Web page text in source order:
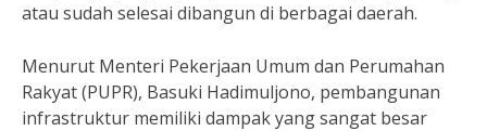
atau sudah selesai dibangun di berbagai daerah.
Menurut Menteri Pekerjaan Umum dan Perumahan
Rakyat (PUPR), Basuki Hadimuljono, pembangunan
infrastruktur memiliki dampak yang sangat besar